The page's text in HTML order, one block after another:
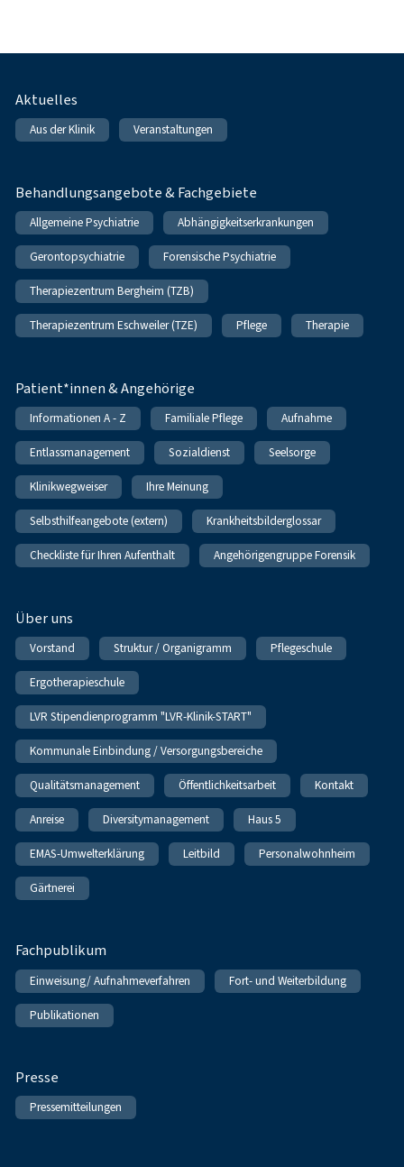
Fußnavigation
Aktuelles
Aus der Klinik Veranstaltungen
Behandlungsangebote & Fachgebiete
Allgemeine Psychiatrie Abhängigkeitserkrankungen
Gerontopsychiatrie Forensische Psychiatrie
Therapiezentrum Bergheim (TZB)
Therapiezentrum Eschweiler (TZE) Pflege Therapie
Patient*innen & Angehörige
Informationen A - Z Familiale Pflege Aufnahme
Entlassmanagement Sozialdienst Seelsorge
Klinikwegweiser Ihre Meinung
Selbsthilfeangebote (extern) Krankheitsbilderglossar
Checkliste für Ihren Aufenthalt Angehörigengruppe Forensik
Über uns
Vorstand Struktur / Organigramm Pflegeschule
Ergotherapieschule
LVR Stipendienprogramm "LVR-Klinik-START"
Kommunale Einbindung / Versorgungsbereiche
Qualitätsmanagement Öffentlichkeitsarbeit Kontakt
Anreise Diversitymanagement Haus 5
EMAS-Umwelterklärung Leitbild Personalwohnheim
Gärtnerei
Fachpublikum
Einweisung/ Aufnahmeverfahren Fort- und Weiterbildung
Publikationen
Presse
Pressemitteilungen